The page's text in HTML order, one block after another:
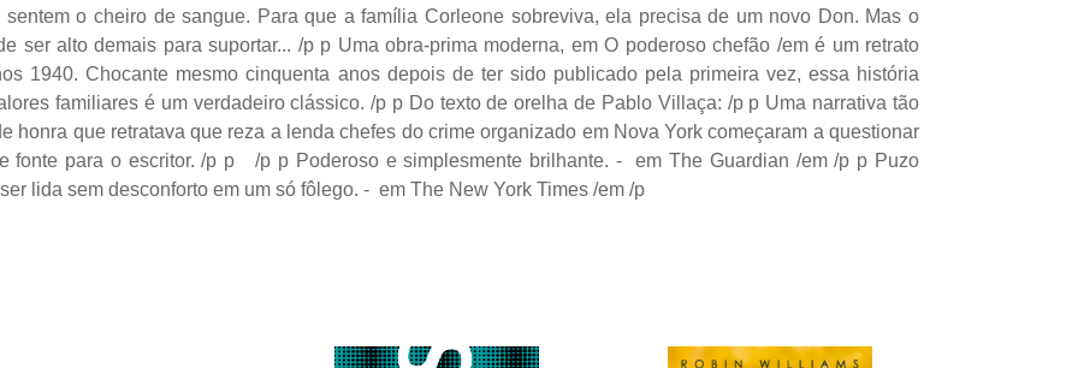
o cheiro de sangue. Para que a família Corleone sobreviva, ela precisa de um novo Don. Mas o
ser alto demais para suportar... /p p Uma obra-prima moderna, em O poderoso chefão /em é um retrato
1940. Chocante mesmo cinquenta anos depois de ter sido publicado pela primeira vez, essa história
familiares é um verdadeiro clássico. /p p Do texto de orelha de Pablo Villaça: /p p Uma narrativa tão
honra que retratava que reza a lenda chefes do crime organizado em Nova York começaram a questionar
fonte para o escritor. /p p /p p Poderoso e simplesmente brilhante. - em The Guardian /em /p p Puzo
lida sem desconforto em um só fôlego. - em The New York Times /em /p